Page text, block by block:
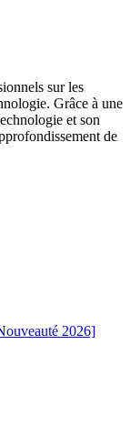
sur les
Grâce à une
et son
de
2026]